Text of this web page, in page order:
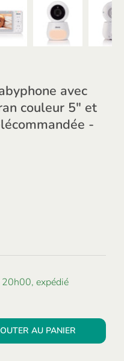
avec
couleur 5" et
-
20h00, expédié
AU PANIER